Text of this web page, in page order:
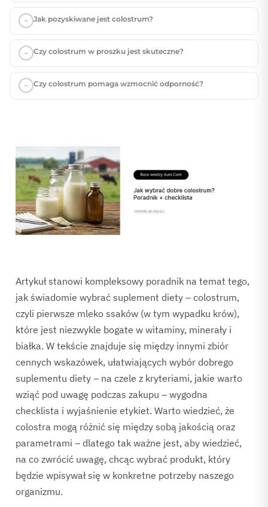
Jak pozyskiwane jest colostrum?
Czy colostrum w proszku jest skuteczne?
Czy colostrum pomaga wzmocnić odporność?
Artykuł stanowi kompleksowy poradnik na temat tego,
jak świadomie wybrać suplement diety – colostrum,
czyli pierwsze mleko ssaków (w tym wypadku krów),
które jest niezwykle bogate w witaminy, minerały i
białka. W tekście znajduje się między innymi zbiór
cennych wskazówek, ułatwiających wybór dobrego
suplementu diety – na czele z kryteriami, jakie warto
wziąć pod uwagę podczas zakupu – wygodna
checklista i wyjaśnienie etykiet. Warto wiedzieć, że
colostra mogą różnić się między sobą jakością oraz
parametrami – dlatego tak ważne jest, aby wiedzieć,
na co zwrócić uwagę, chcąc wybrać produkt, który
będzie wpisywał się w konkretne potrzeby naszego
organizmu.